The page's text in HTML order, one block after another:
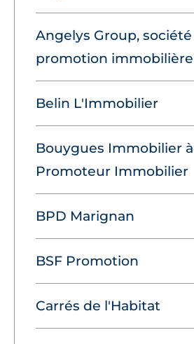
Angelys Group,
promotion immobilière
Belin L'Immobilier
Bouygues Immobilier
Promoteur Immobilier
BPD Marignan
BSF Promotion
Carrés de l'Habitat